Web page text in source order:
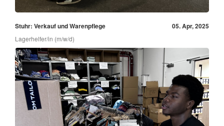
Stuhr: Verkauf und Warenpflege 05. Apr, 2025
Lagerhelfer/in (m/w/d)